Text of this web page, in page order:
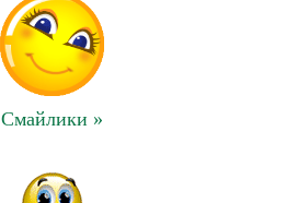
Смайлики »